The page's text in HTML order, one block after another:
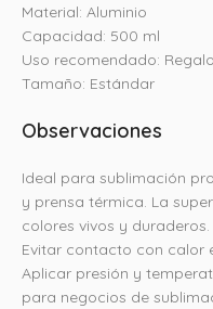
Material: Aluminio
Capacidad: 500 ml
Uso recomendado:
Tamaño: Estándar
Observaciones
Ideal para sublimación
y prensa térmica. La
colores vivos y
Evitar contacto con calor
Aplicar presión y
para negocios de